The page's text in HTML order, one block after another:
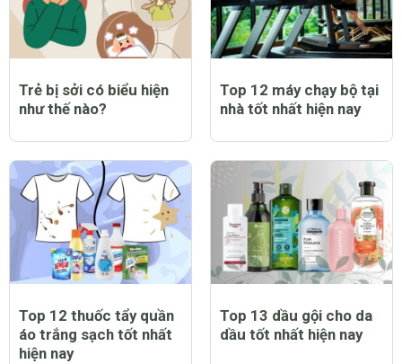
Trẻ bị sởi có biểu hiện
như thế nào?
Top 12 máy chạy bộ tại
nhà tốt nhất hiện nay
Top 12 thuốc tẩy quần
áo trắng sạch tốt nhất
hiện nay
Top 13 dầu gội cho da
dầu tốt nhất hiện nay